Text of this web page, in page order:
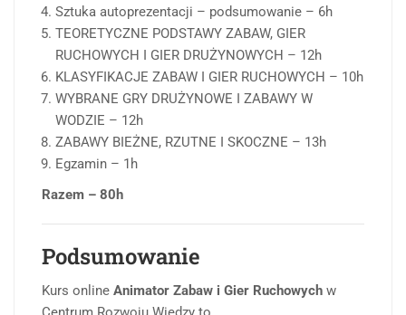
Sztuka autoprezentacji – podsumowanie – 6h
TEORETYCZNE PODSTAWY ZABAW, GIER
RUCHOWYCH I GIER DRUŻYNOWYCH – 12h
KLASYFIKACJE ZABAW I GIER RUCHOWYCH – 10h
WYBRANE GRY DRUŻYNOWE I ZABAWY W
WODZIE – 12h
ZABAWY BIEŻNE, RZUTNE I SKOCZNE – 13h
Egzamin – 1h
Razem – 80h
Podsumowanie
Kurs online Animator Zabaw i Gier Ruchowych w